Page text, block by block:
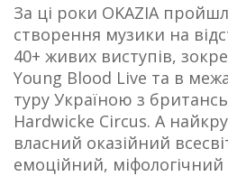
За ці роки OKAZIA
створення музики на
40+ живих виступів,
Young Blood Live та в
туру Україною з
Hardwicke Circus. А
власний оказійний
емоційний, міфологічний